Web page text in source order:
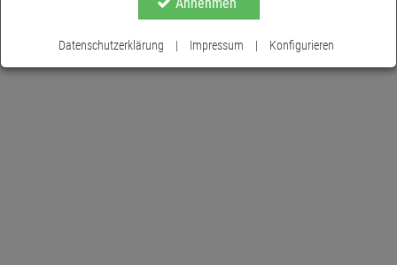
ausgestattet ist. Die Zuleitung beträgt 5 Meter.
Datenschutzerklärung | Impressum | Konfigurieren